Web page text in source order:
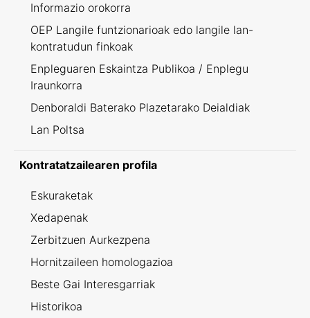
Informazio orokorra
OEP Langile funtzionarioak edo langile lan-
kontratudun finkoak
Enpleguaren Eskaintza Publikoa / Enplegu
Iraunkorra
Denboraldi Baterako Plazetarako Deialdiak
Lan Poltsa
Kontratatzailearen profila
Eskuraketak
Xedapenak
Zerbitzuen Aurkezpena
Hornitzaileen homologazioa
Beste Gai Interesgarriak
Historikoa